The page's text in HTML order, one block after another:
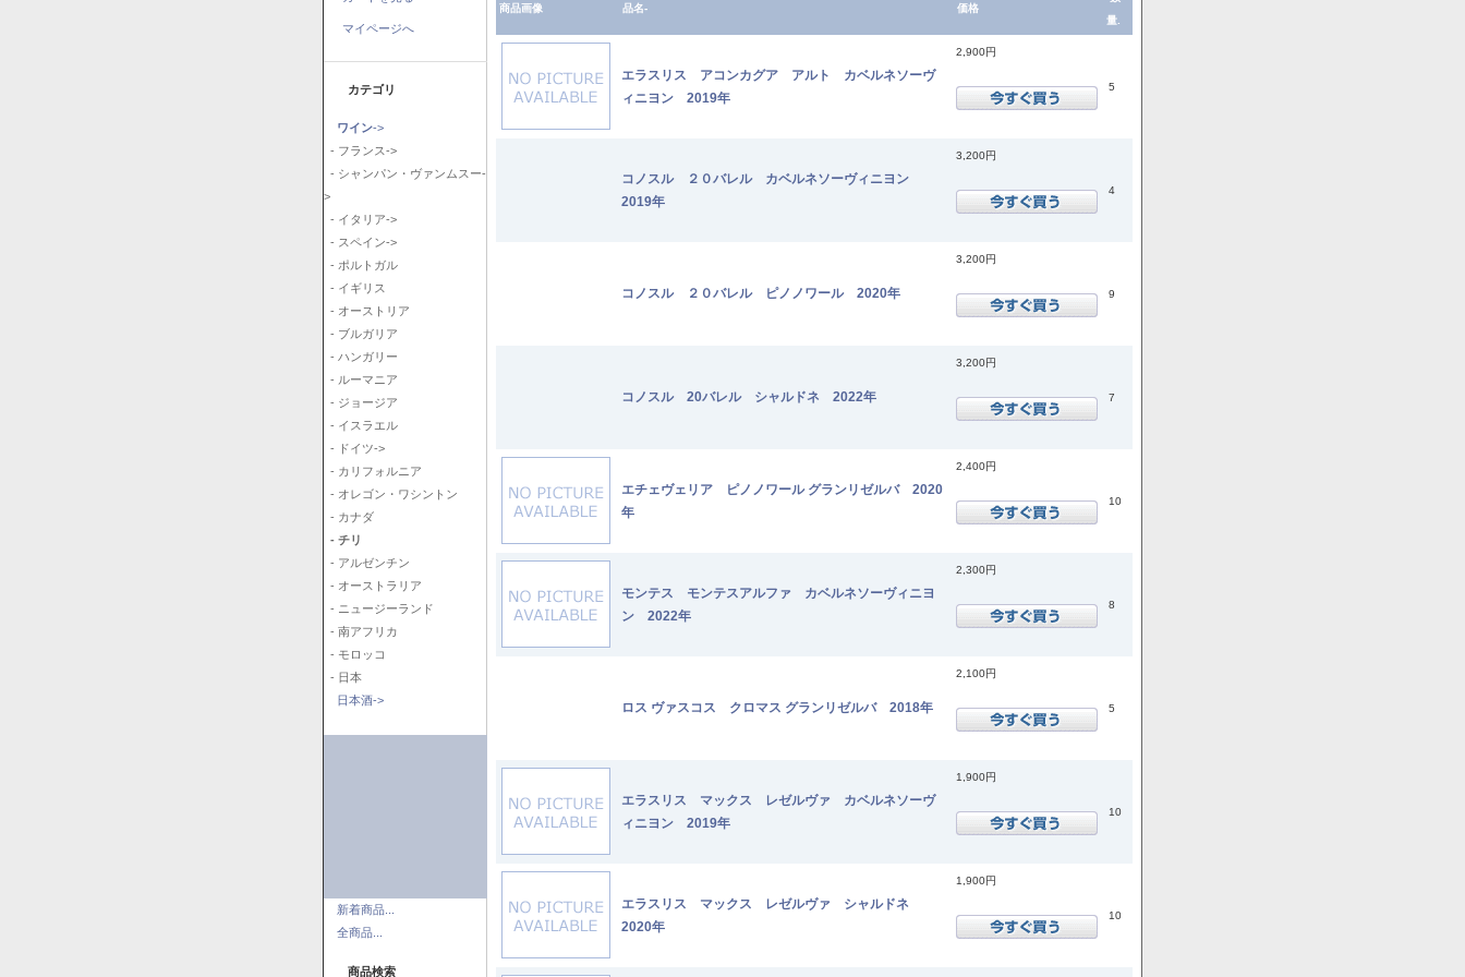
マイページへ
カテゴリ
ワイン->
- フランス->
- シャンパン・ヴァンムスー-
>
- イタリア->
- スペイン->
- ポルトガル
- イギリス
- オーストリア
- ブルガリア
- ハンガリー
- ルーマニア
- ジョージア
- イスラエル
- ドイツ->
- カリフォルニア
- オレゴン・ワシントン
- カナダ
- チリ
- アルゼンチン
- オーストラリア
- ニュージーランド
- 南アフリカ
- モロッコ
- 日本
日本酒->
新着商品...
全商品...
商品検索
商品画像 品名- 価格
量.
エラスリス アコンカグア アルト カベルネソーヴ
ィニヨン 2019年
2,900円
5
コノスル ２０バレル カベルネソーヴィニヨン
2019年
3,200円
4
コノスル ２０バレル ピノノワール 2020年
3,200円
9
コノスル 20バレル シャルドネ 2022年
3,200円
7
エチェヴェリア ピノノワール グランリゼルバ 2020
年
2,400円
10
モンテス モンテスアルファ カベルネソーヴィニヨ
ン 2022年
2,300円
8
ロス ヴァスコス クロマス グランリゼルバ 2018年
2,100円
5
エラスリス マックス レゼルヴァ カベルネソーヴ
ィニヨン 2019年
1,900円
10
エラスリス マックス レゼルヴァ シャルドネ
2020年
1,900円
10